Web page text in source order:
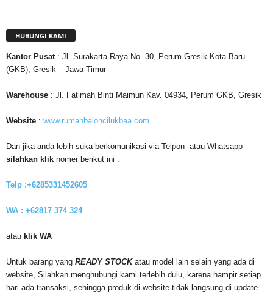
HUBUNGI KAMI
Kantor Pusat: Jl. Surakarta Raya No. 30, Perum Gresik Kota Baru
(GKB), Gresik – Jawa Timur
Warehouse : Jl. Fatimah Binti Maimun Kav. 04934, Perum GKB, Gresik
Website : www.rumahbaloncilukbaa.com
Dan jika anda lebih suka berkomunikasi via Telpon atau Whatsapp
silahkan klik nomer berikut ini :
Telp :+6285331452605
WA : +62817 374 324
atau klik WA
Untuk barang yang READY STOCKatau model lain selain yang ada di
website, Silahkan menghubungi kami terlebih dulu, karena hampir setiap
hari ada transaksi, sehingga produk di website tidak langsung di update